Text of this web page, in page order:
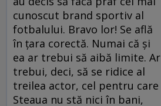
cunoscut brand sportiv al
fotbalului. Bravo lor! Se află
în ţara corectă. Numai că şi
ea ar trebui să aibă limite. Ar
trebui, deci, să se ridice al
treilea actor, cel pentru care
Steaua nu stă nici în bani,